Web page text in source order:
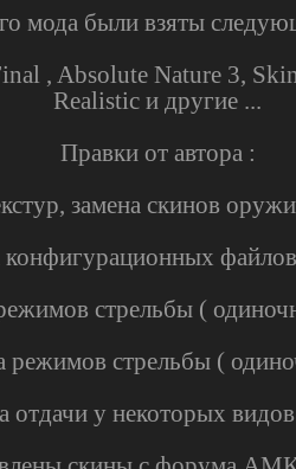
мода были взяты
, Absolute Nature 3,
Realistic и другие ...
Правки от автора :
замена скинов
конфигурационных
стрельбы (
режимов стрельбы (
отдачи у некоторых